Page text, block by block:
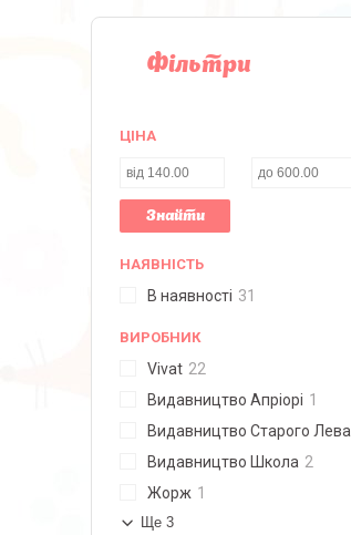
Фільтри
ЦІНА
Знайти
НАЯВНІСТЬ
В наявності 31
ВИРОБНИК
Vivat 22
Видавництво Апріорі 1
Видавництво Старого Лева
Видавництво Школа 2
Жорж 1
Ще 3